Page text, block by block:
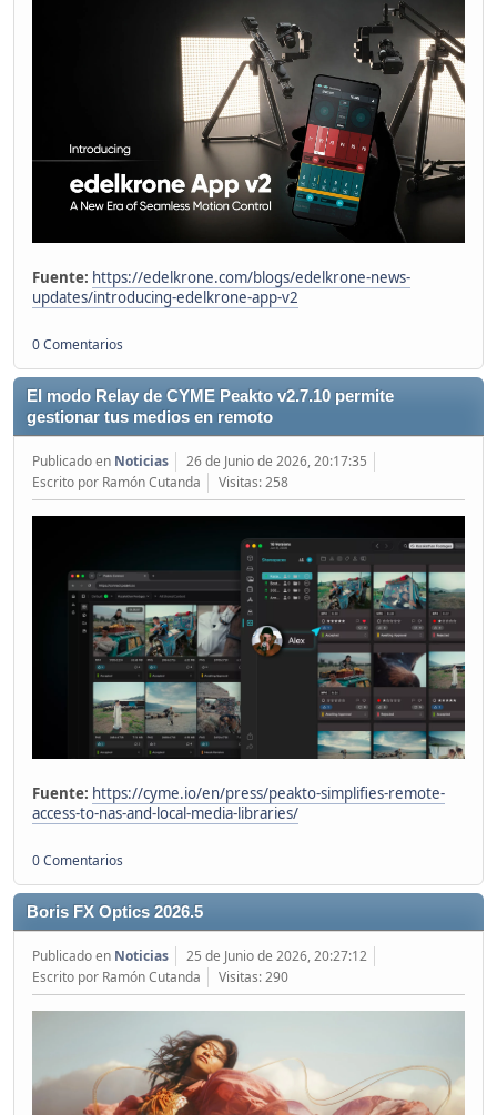
Fuente: https://edelkrone.com/blogs/edelkrone-news-
updates/introducing-edelkrone-app-v2
0 Comentarios
El modo Relay de CYME Peakto v2.7.10 permite
gestionar tus medios en remoto
Publicado en Noticias
26 de Junio de 2026, 20:17:35
Escrito por Ramón Cutanda
Visitas: 258
Fuente: https://cyme.io/en/press/peakto-simplifies-remote-
access-to-nas-and-local-media-libraries/
0 Comentarios
Boris FX Optics 2026.5
Publicado en Noticias
25 de Junio de 2026, 20:27:12
Escrito por Ramón Cutanda
Visitas: 290